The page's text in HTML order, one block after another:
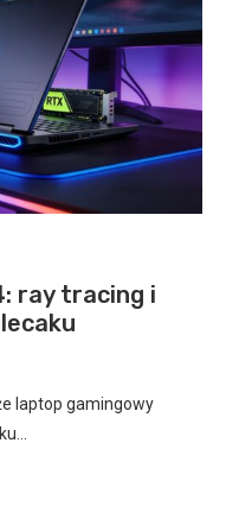
ray tracing i
laptop gamingowy